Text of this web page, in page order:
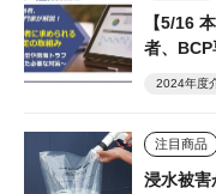
【5/16
者、
直下型
2024年度
注目商品
浸水被害